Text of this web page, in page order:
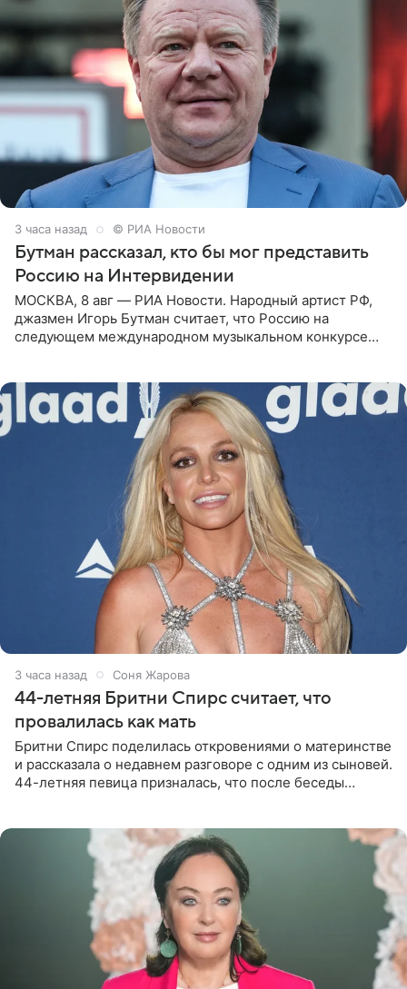
3 часа назад © РИА Новости
Бутман рассказал, кто бы мог представить
Россию на Интервидении
МОСКВА, 8 авг — РИА Новости. Народный артист РФ,
джазмен Игорь Бутман считает, что Россию на
следующем международном музыкальном конкурсе
3 часа назад Соня Жарова
44-летняя Бритни Спирс считает, что
провалилась как мать
Бритни Спирс поделилась откровениями о материнстве
и рассказала о недавнем разговоре с одним из сыновей.
44-летняя певица призналась, что после беседы